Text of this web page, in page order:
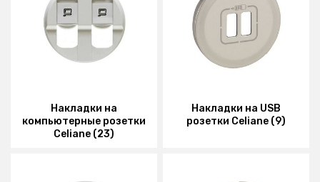
Накладки на
компьютерные розетки
Celiane (23)
Накладки на USB
розетки Celiane (9)